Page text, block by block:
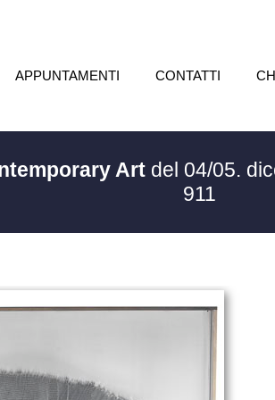
APPUNTAMENTI CONTATTI
Artdel 04/05.
911